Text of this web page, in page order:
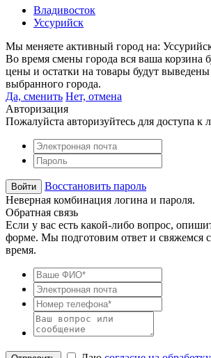
Владивосток
Уссурийск
Мы меняете активный город на:
Во время смены города вся ваша корзина
цены и остатки на товары будут выведены
выбранного города.
Да, сменить Нет, отмена
Авторизация
Пожалуйста авторизуйтесь для доступа к
Восстановить пароль
Неверная комбинация логина и пароля.
Обратная связь
Если у вас есть какой-либо вопрос,
форме. Мы подготовим ответ и свяжемся
время.